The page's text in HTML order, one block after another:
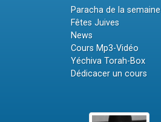
Paracha de la semaine
Fêtes Juives
News
Cours Mp3-Vidéo
Yéchiva Torah-Box
Dédicacer un cours